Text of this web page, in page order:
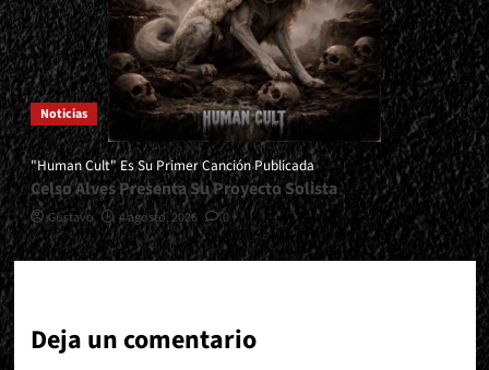
Noticias
"Human Cult" Es Su Primer Canción Publicada
Celso Alves Presenta Su Proyecto Solista
Gustavo 4 agosto, 2026 0
Deja un comentario